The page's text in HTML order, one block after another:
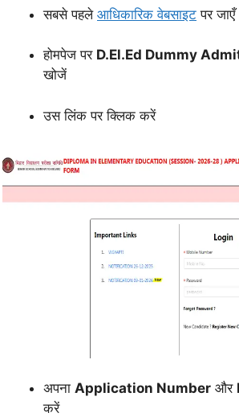
सबसे पहले आधिकारिक वेबसाइट पर जाएँ
होमपेज पर D.El.Ed Dummy
खोजें
उस लिंक पर क्लिक करें
अपना Application Number और
करें